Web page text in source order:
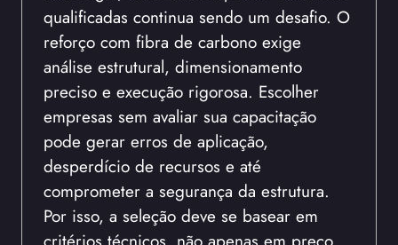
qualificadas continua sendo um desafio. O
reforço com fibra de carbono exige
análise estrutural, dimensionamento
preciso e execução rigorosa. Escolher
empresas sem avaliar sua capacitação
pode gerar erros de aplicação,
desperdício de recursos e até
comprometer a segurança da estrutura.
Por isso, a seleção deve se basear em